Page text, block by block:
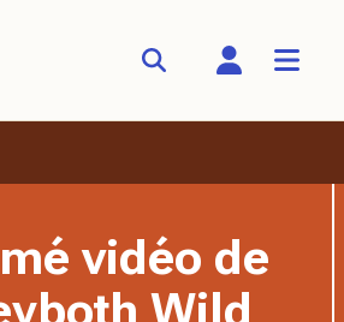
vidéo de
Wild